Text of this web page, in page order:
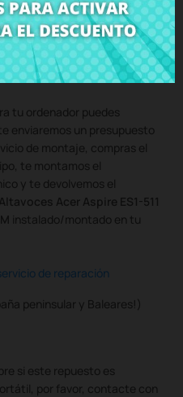
511 ES1-520 Packard Bell
- PRODUCTO USADO
nuestro servicio de
tu ordenador puedes
enviaremos un presupuesto
de montaje, compras el
te montamos el
y te devolvemos el
Altavoces Acer Aspire ES1-511
instalado/montado en tu
de reparación
peninsular y Baleares!)
si este repuesto es
por favor, contacte con